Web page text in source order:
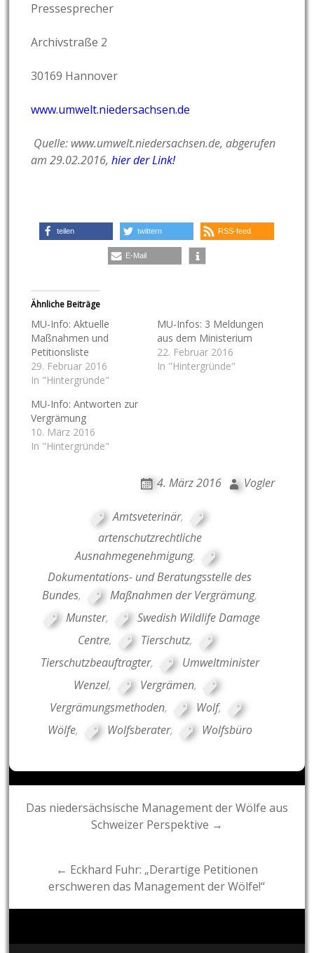
Pressesprecher
Archivstraße 2
30169 Hannover
www.umwelt.niedersachsen.de
Quelle: www.umwelt.niedersachsen.de, abgerufen
am 29.02.2016,hier der Link!
teilen twittern RSS-feed
E-Mail
Ähnliche Beiträge
MU-Info: Aktuelle
Maßnahmen und
Petitionsliste
29. Februar 2016
In "Hintergründe"
MU-Infos: 3 Meldungen
aus dem Ministerium
22. Februar 2016
In "Hintergründe"
MU-Info: Antworten zur
Vergrämung
10. März 2016
In "Hintergründe"
4. März 2016 Vogler
Amtsveterinär,
artenschutzrechtliche
Ausnahmegenehmigung,
Dokumentations- und Beratungsstelle des
Bundes, Maßnahmen der Vergrämung,
Munster,
Swedish Wildlife Damage
Centre, Tierschutz,
Tierschutzbeauftragter,
Umweltminister
Wenzel, Vergrämen,
Vergrämungsmethoden, Wolf,
Wölfe, Wolfsberater, Wolfsbüro
Post
navigation
Das niedersächsische Management der Wölfe aus
Schweizer Perspektive →
← Eckhard Fuhr: „Derartige Petitionen
erschweren das Management der Wölfe!“